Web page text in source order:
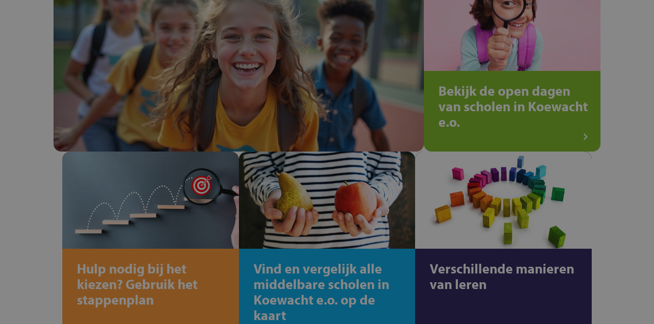
Bekijk de open dagen
van scholen in Koewacht
e.o.
Hulp nodig bij het
kiezen? Gebruik het
stappenplan
Vind en vergelijk alle
middelbare scholen in
Koewacht e.o. op de
kaart
Verschillende manieren
van leren